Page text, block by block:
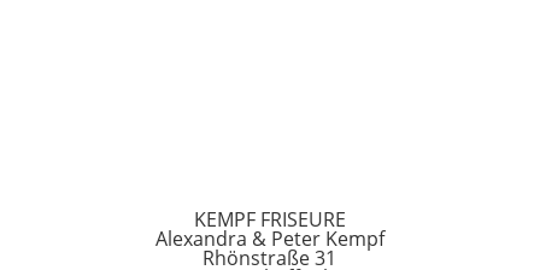
KEMPF FRISEURE
Alexandra & Peter Kempf
Rhönstraße 31